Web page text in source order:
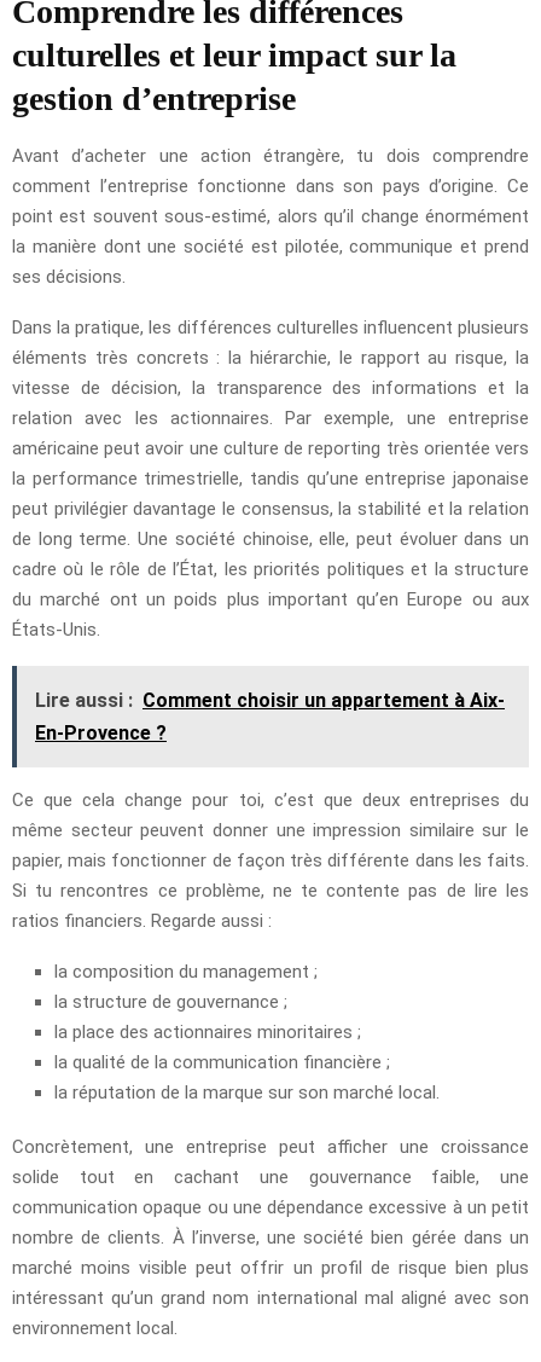
Comprendre les différences
culturelles et leur impact sur la
gestion d’entreprise
Avant d’acheter une action étrangère, tu dois comprendre
comment l’entreprise fonctionne dans son pays d’origine. Ce
point est souvent sous-estimé, alors qu’il change énormément
la manière dont une société est pilotée, communique et prend
ses décisions.
Dans la pratique, les différences culturelles influencent plusieurs
éléments très concrets : la hiérarchie, le rapport au risque, la
vitesse de décision, la transparence des informations et la
relation avec les actionnaires. Par exemple, une entreprise
américaine peut avoir une culture de reporting très orientée vers
la performance trimestrielle, tandis qu’une entreprise japonaise
peut privilégier davantage le consensus, la stabilité et la relation
de long terme. Une société chinoise, elle, peut évoluer dans un
cadre où le rôle de l’État, les priorités politiques et la structure
du marché ont un poids plus important qu’en Europe ou aux
États-Unis.
Lire aussi : Comment choisir un appartement à Aix-
En-Provence ?
Ce que cela change pour toi, c’est que deux entreprises du
même secteur peuvent donner une impression similaire sur le
papier, mais fonctionner de façon très différente dans les faits.
Si tu rencontres ce problème, ne te contente pas de lire les
ratios financiers. Regarde aussi :
la composition du management ;
la structure de gouvernance ;
la place des actionnaires minoritaires ;
la qualité de la communication financière ;
la réputation de la marque sur son marché local.
Concrètement, une entreprise peut afficher une croissance
solide tout en cachant une gouvernance faible, une
communication opaque ou une dépendance excessive à un petit
nombre de clients. À l’inverse, une société bien gérée dans un
marché moins visible peut offrir un profil de risque bien plus
intéressant qu’un grand nom international mal aligné avec son
environnement local.